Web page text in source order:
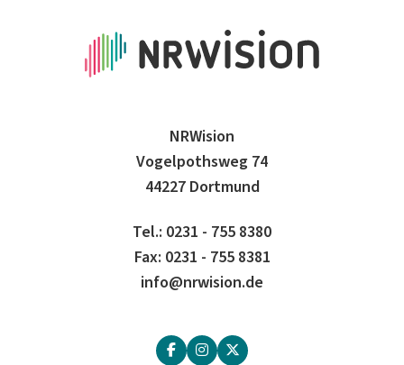
NRWision
Vogelpothsweg 74
44227 Dortmund
Tel.: 0231 - 755 8380
Fax: 0231 - 755 8381
info@nrwision.de